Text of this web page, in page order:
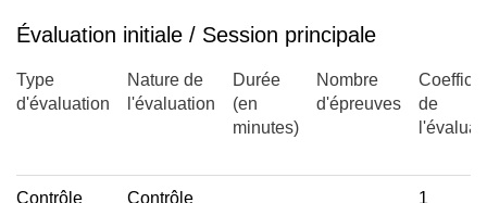
Évaluation initiale / Session principale
Type
d'évaluation
Nature de
l'évaluation
Durée
(en
minutes)
Nombre
d'épreuves
de
Contrôle Contrôle 1